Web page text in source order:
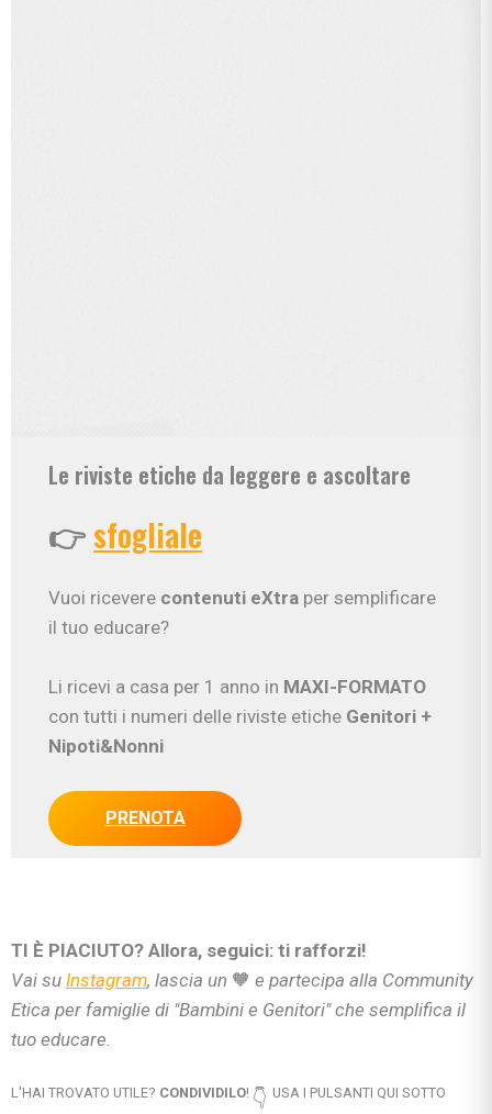
Le riviste etiche da leggere e ascoltare
👉sfogliale
Vuoi ricevere contenuti eXtra per semplificare
il tuo educare?
Li ricevi a casa per 1 anno in MAXI-FORMATO
con tutti i numeri delle riviste etiche Genitori +
Nipoti&Nonni
PRENOTA
TI È PIACIUTO? Allora, seguici: ti rafforzi!
Vai su Instagram, lascia un 🧡 e partecipa alla Community
Etica per famiglie di "Bambini e Genitori" che semplifica il
tuo educare.
L'HAI TROVATO UTILE? CONDIVIDILO! 👇 USA I PULSANTI QUI SOTTO